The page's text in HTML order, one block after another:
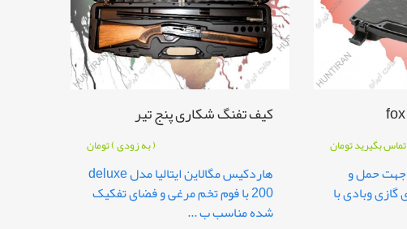
تماس بگیریدتومان
حمل و
وبادی با
کیف تفنگ شکاری پنج تیر
( به زودی )تومان
هاردکیس مگالاین ایتالیا مدل deluxe
200 با فوم تخم مرغی و فضای تفکیک
شده مناسب ب ...